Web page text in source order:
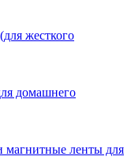
жесткого
домашнего
магнитные ленты для